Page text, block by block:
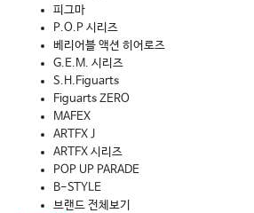
피그마
P.O.P 시리즈
베리어블 액션 히어로즈
G.E.M. 시리즈
S.H.Figuarts
Figuarts ZERO
MAFEX
ARTFX J
ARTFX 시리즈
POP UP PARADE
B-STYLE
브랜드 전체보기